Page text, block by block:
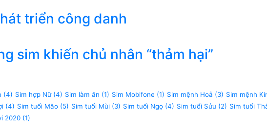
triển công danh
sim khiến chủ nhân “thảm hại”
(4) Sim hợp Nữ(4) Sim làm ăn (1) Sim Mobifone (1) Sim mệnh Hoả (3) Sim mệnh
(4) Sim tuổi Mão (5) Sim tuổi Mùi (3) Sim tuổi Ngọ (4) Sim tuổi Sửu (2) Sim tuổi
2020 (1)